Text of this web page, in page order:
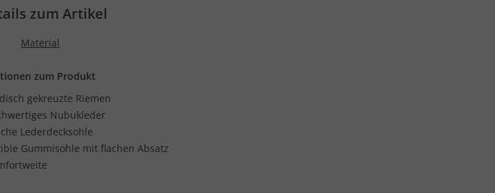
zum Artikel
Material
zum Produkt
gekreuzte Riemen
Nubukleder
Lederdecksohle
Gummisohle mit flachen Absatz